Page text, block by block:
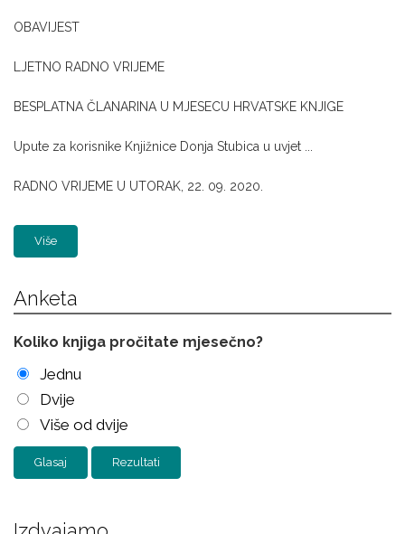
OBAVIJEST
LJETNO RADNO VRIJEME
BESPLATNA ČLANARINA U MJESECU HRVATSKE KNJIGE
Upute za korisnike Knjižnice Donja Stubica u uvjet ...
RADNO VRIJEME U UTORAK, 22. 09. 2020.
Više
Anketa
Koliko knjiga pročitate mjesečno?
Jednu
Dvije
Više od dvije
Rezultati